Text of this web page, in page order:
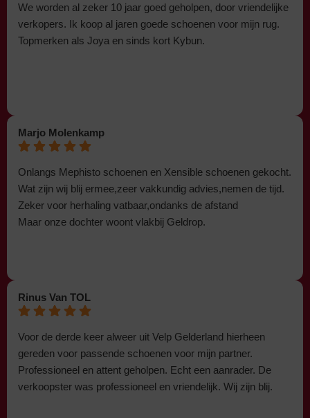
We worden al zeker 10 jaar goed geholpen, door vriendelijke
verkopers. Ik koop al jaren goede schoenen voor mijn rug.
Topmerken als Joya en sinds kort Kybun.
Marjo Molenkamp
Onlangs Mephisto schoenen en Xensible schoenen gekocht.
Wat zijn wij blij ermee,zeer vakkundig advies,nemen de tijd.
Zeker voor herhaling vatbaar,ondanks de afstand
Maar onze dochter woont vlakbij Geldrop.
Rinus Van TOL
Voor de derde keer alweer uit Velp Gelderland hierheen
gereden voor passende schoenen voor mijn partner.
Professioneel en attent geholpen. Echt een aanrader. De
verkoopster was professioneel en vriendelijk. Wij zijn blij.